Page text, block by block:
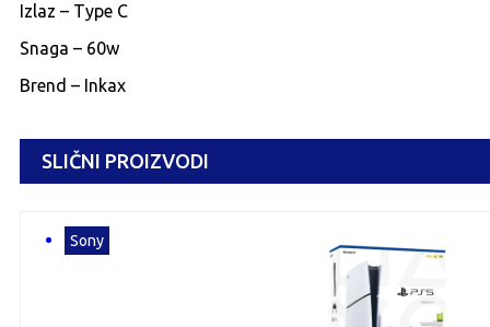
Izlaz – Type C
Snaga – 60w
Brend – Inkax
SLIČNI PROIZVODI
Sony